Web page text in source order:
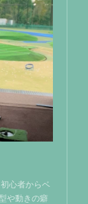
心者からベ
や動きの癖